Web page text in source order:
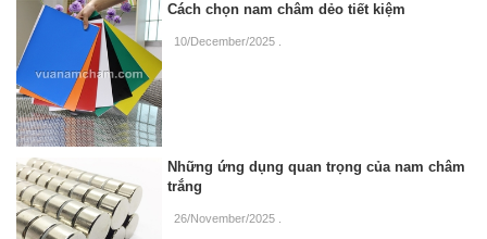
Cách chọn nam châm dẻo tiết kiệm
10/December/2025
Những ứng dụng quan trọng của nam châm
trắng
26/November/2025